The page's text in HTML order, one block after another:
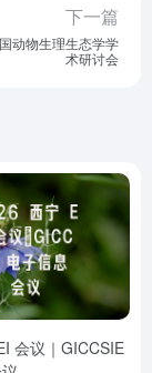
下一篇
动物生理生态学学
术研讨会
会议｜GICCSIE